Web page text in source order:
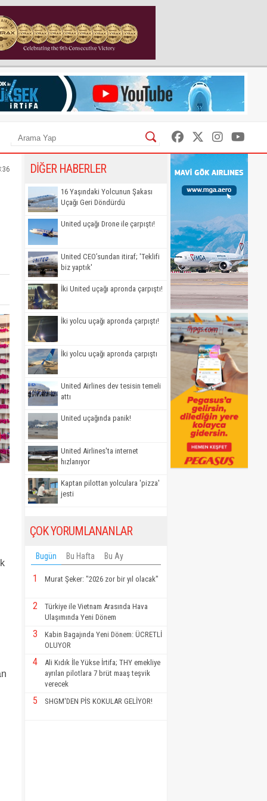
DİĞER HABERLER
16 Yaşındaki Yolcunun Şakası
Uçağı Geri Döndürdü
United uçağı Drone ile çarpıştı!
United CEO’sundan itiraf; 'Teklifi
biz yaptık'
İki United uçağı apronda çarpıştı!
İki yolcu uçağı apronda çarpıştı!
İki yolcu uçağı apronda çarpıştı
United Airlines dev tesisin temeli
attı
United uçağında panik!
United Airlines'ta internet
hızlanıyor
Kaptan pilottan yolculara 'pizza'
jesti
ÇOK YORUMLANANLAR
Bugün Bu Hafta Bu Ay
1 Murat Şeker: "2026 zor bir yıl olacak"
2
Türkiye ile Vietnam Arasında Hava
Ulaşımında Yeni Dönem
3
Kabin Bagajında Yeni Dönem: ÜCRETLİ
OLUYOR
4
Ali Kıdık İle Yükse İrtifa; THY emekliye
ayrılan pilotlara 7 brüt maaş teşvik
verecek
5 SHGM'DEN PİS KOKULAR GELİYOR!